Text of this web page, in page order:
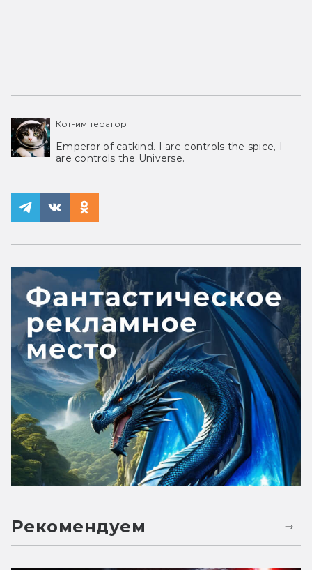
Кот-император
Emperor of catkind. I are controls the spice, I
are controls the Universe.
Рекомендуем